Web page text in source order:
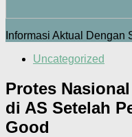
Informasi Aktual Dengan
Uncategorized
Protes
di AS Setelah
Good